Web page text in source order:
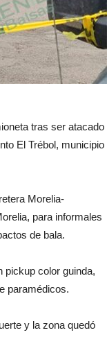
tras ser atacado
El Trébol, municipio
Morelia-
para informales
de bala.
pickup color guinda,
paramédicos.
y la zona quedó